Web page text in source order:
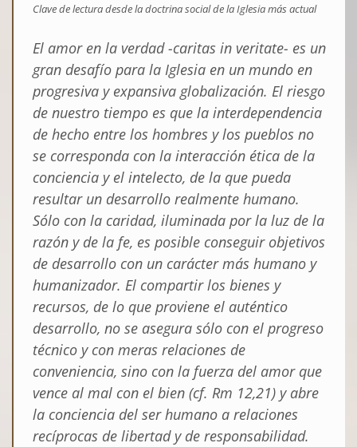
Clave de lectura desde la doctrina social de la Iglesia más actual
El amor en la verdad -caritas in veritate- es un
gran desafío para la Iglesia en un mundo en
progresiva y expansiva globalización. El riesgo
de nuestro tiempo es que la interdependencia
de hecho entre los hombres y los pueblos no
se corresponda con la interacción ética de la
conciencia y el intelecto, de la que pueda
resultar un desarrollo realmente humano.
Sólo con la caridad, iluminada por la luz de la
razón y de la fe, es posible conseguir objetivos
de desarrollo con un carácter más humano y
humanizador. El compartir los bienes y
recursos, de lo que proviene el auténtico
desarrollo, no se asegura sólo con el progreso
técnico y con meras relaciones de
conveniencia, sino con la fuerza del amor que
vence al mal con el bien (cf. Rm 12,21) y abre
la conciencia del ser humano a relaciones
recíprocas de libertad y de responsabilidad.